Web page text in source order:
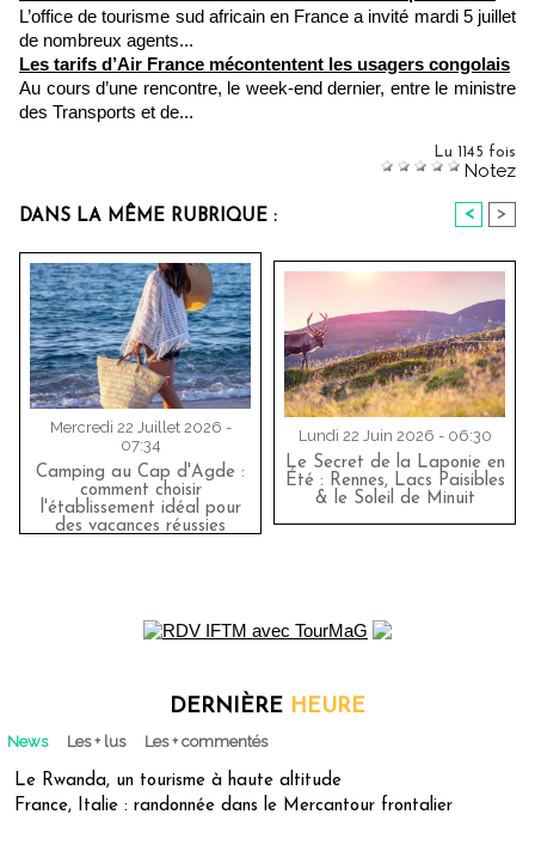
L’office de tourisme sud africain en France a invité mardi 5 juillet
de nombreux agents...
Les tarifs d’Air France mécontentent les usagers congolais
Au cours d’une rencontre, le week-end dernier, entre le ministre
des Transports et de...
Lu 1145 fois
Notez
DANS LA MÊME RUBRIQUE : < >
Mercredi 22 Juillet 2026 -
07:34
Camping au Cap d'Agde :
comment choisir
l'établissement idéal pour
des vacances réussies
Lundi 22 Juin 2026 - 06:30
Le Secret de la Laponie en
Été : Rennes, Lacs Paisibles
& le Soleil de Minuit
DERNIÈRE HEURE
News Les + lus Les + commentés
Le Rwanda, un tourisme à haute altitude
France, Italie : randonnée dans le Mercantour frontalier